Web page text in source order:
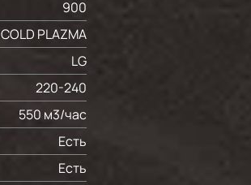
900
COLD PLAZMA
LG
220-240
550 м3/час
Есть
Есть